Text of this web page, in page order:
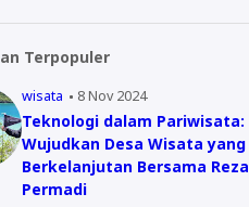
Terpopuler
wisata 8 Nov 2024
Teknologi dalam Pariwisata:
Wujudkan Desa Wisata yang
Berkelanjutan Bersama Reza
Permadi